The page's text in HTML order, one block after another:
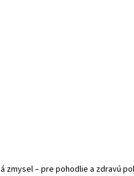
zmysel – pre pohodlie a zdravú